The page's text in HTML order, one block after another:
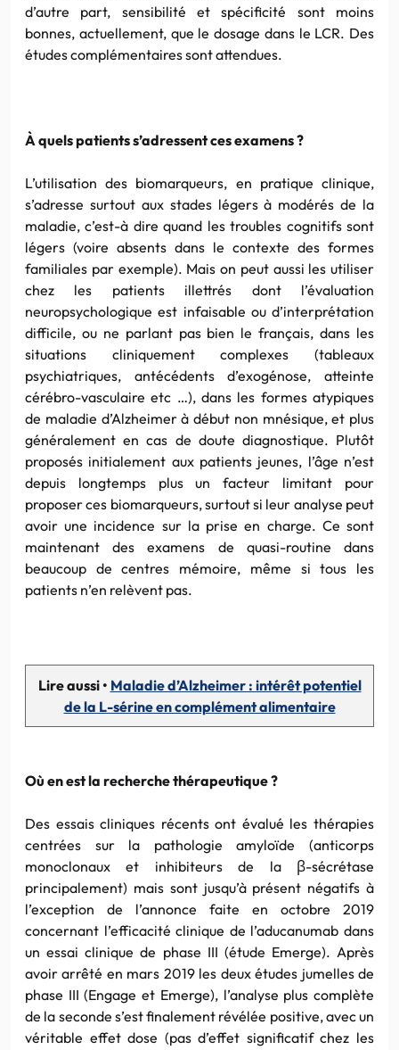
d’autre part, sensibilité et spécificité sont moins
bonnes, actuellement, que le dosage dans le LCR. Des
études complémentaires sont attendues.
À quels patients s’adressent ces examens ?
L’utilisation des biomarqueurs, en pratique clinique,
s’adresse surtout aux stades légers à modérés de la
maladie, c’est-à dire quand les troubles cognitifs sont
légers (voire absents dans le contexte des formes
familiales par exemple). Mais on peut aussi les utiliser
chez les patients illettrés dont l’évaluation
neuropsychologique est infaisable ou d’interprétation
difficile, ou ne parlant pas bien le français, dans les
situations cliniquement complexes (tableaux
psychiatriques, antécédents d’exogénose, atteinte
cérébro-vasculaire etc …), dans les formes atypiques
de maladie d’Alzheimer à début non mnésique, et plus
généralement en cas de doute diagnostique. Plutôt
proposés initialement aux patients jeunes, l’âge n’est
depuis longtemps plus un facteur limitant pour
proposer ces biomarqueurs, surtout si leur analyse peut
avoir une incidence sur la prise en charge. Ce sont
maintenant des examens de quasi-routine dans
beaucoup de centres mémoire, même si tous les
patients n’en relèvent pas.
Lire aussi • Maladie d’Alzheimer : intérêt potentiel
de la L-sérine en complément alimentaire
Où en est la recherche thérapeutique ?
Des essais cliniques récents ont évalué les thérapies
centrées sur la pathologie amyloïde (anticorps
monoclonaux et inhibiteurs de la β-sécrétase
principalement) mais sont jusqu’à présent négatifs à
l’exception de l’annonce faite en octobre 2019
concernant l’efficacité clinique de l’aducanumab dans
un essai clinique de phase III (étude Emerge). Après
avoir arrêté en mars 2019 les deux études jumelles de
phase III (Engage et Emerge), l’analyse plus complète
de la seconde s’est finalement révélée positive, avec un
véritable effet dose (pas d’effet significatif chez les